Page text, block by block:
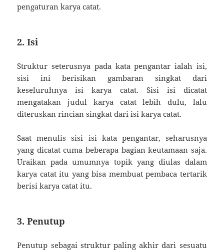
pengaturan karya catat.
2. Isi
Struktur seterusnya pada kata pengantar ialah isi,
sisi ini berisikan gambaran singkat dari
keseluruhnya isi karya catat. Sisi isi dicatat
mengatakan judul karya catat lebih dulu, lalu
diteruskan rincian singkat dari isi karya catat.
Saat menulis sisi isi kata pengantar, seharusnya
yang dicatat cuma beberapa bagian keutamaan saja.
Uraikan pada umumnya topik yang diulas dalam
karya catat itu yang bisa membuat pembaca tertarik
berisi karya catat itu.
3. Penutup
Penutup sebagai struktur paling akhir dari sesuatu